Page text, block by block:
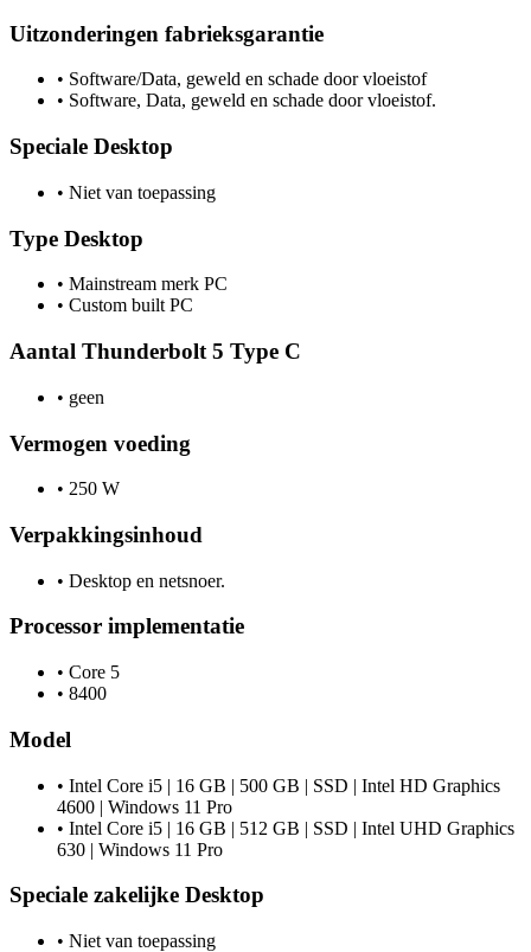
Uitzonderingen fabrieksgarantie
• Software/Data, geweld en schade door vloeistof
• Software, Data, geweld en schade door vloeistof.
Speciale Desktop
• Niet van toepassing
Type Desktop
• Mainstream merk PC
• Custom built PC
Aantal Thunderbolt 5 Type C
• geen
Vermogen voeding
• 250 W
Verpakkingsinhoud
• Desktop en netsnoer.
Processor implementatie
• Core 5
• 8400
Model
• Intel Core i5 | 16 GB | 500 GB | SSD | Intel HD Graphics
4600 | Windows 11 Pro
• Intel Core i5 | 16 GB | 512 GB | SSD | Intel UHD Graphics
630 | Windows 11 Pro
Speciale zakelijke Desktop
• Niet van toepassing